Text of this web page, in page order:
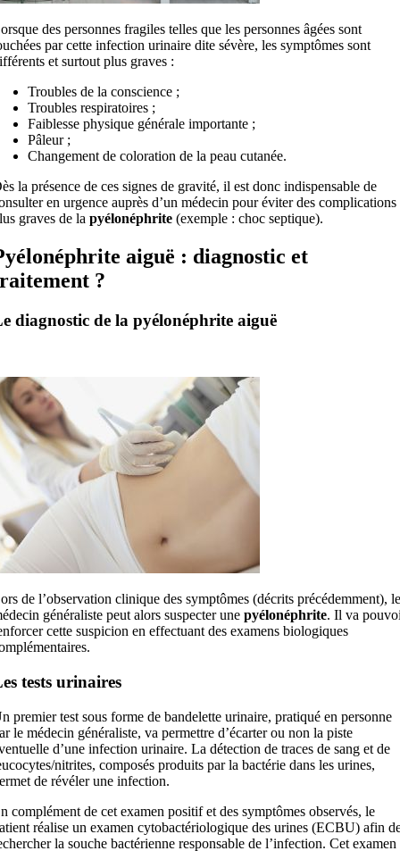
des personnes fragiles telles que les personnes âgées sont
par cette infection urinaire dite sévère, les symptômes sont
et surtout plus graves :
Troubles de la conscience ;
Troubles respiratoires ;
Faiblesse physique générale importante ;
Pâleur ;
Changement de coloration de la peau cutanée.
la présence de ces signes de gravité, il est donc indispensable de
en urgence auprès d’un médecin pour éviter des complications
graves de la pyélonéphrite(exemple : choc septique).
aiguë : diagnostic et
?
diagnostic de la pyélonéphrite aiguë
de l’observation clinique des symptômes (décrits précédemment), le
généraliste peut alors suspecter une pyélonéphrite. Il va
cette suspicion en effectuant des examens biologiques
tests urinaires
premier test sous forme de bandelette urinaire, pratiqué en personne
le médecin généraliste, va permettre d’écarter ou non la piste
d’une infection urinaire. La détection de traces de sang et de
nitrites, composés produits par la bactérie dans les urines,
de révéler une infection.
complément de cet examen positif et des symptômes observés, le
réalise un examen cytobactériologique des urines (ECBU) afin
la souche bactérienne responsable de l’infection. Cet examen